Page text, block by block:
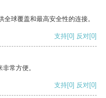
球覆盖和最高安全性的连接。
支持[0] 反对[0]
常方便。
支持[0] 反对[0]